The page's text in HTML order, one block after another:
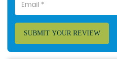
SUBMIT YOUR REVIEW